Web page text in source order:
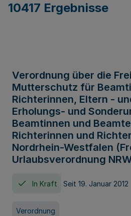
10417 Ergebnisse
Verordnung über die
Mutterschutz für
Richterinnen, Eltern -
Erholungs- und
Beamtinnen und
Richterinnen und
Nordrhein-Westfalen
Urlaubsverordnung
In Kraft Seit 19. Januar 2012
Verordnung